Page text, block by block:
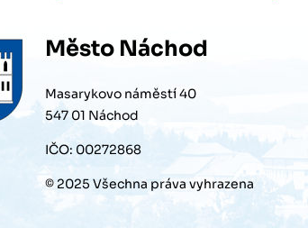
Město Náchod
Masarykovo náměstí 40
547 01 Náchod
IČO: 00272868
© 2025 Všechna práva vyhrazena